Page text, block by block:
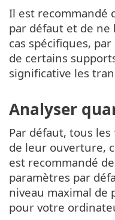
Il est recommandé
par défaut et de ne
cas spécifiques,
de certains
significative les
Analyser
Par défaut, tous
de leur ouverture,
est recommandé
paramètres par
niveau maximal de
pour votre